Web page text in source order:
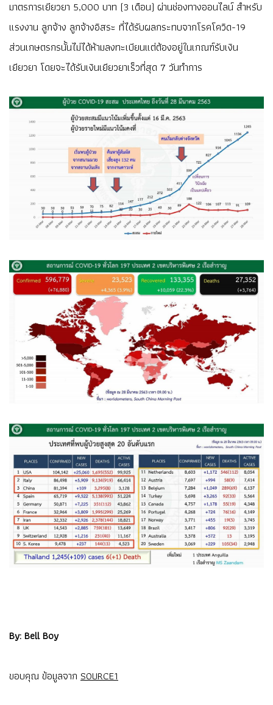
มาตรการเยียวยา 5,000 บาท (3 เดือน) ผ่านช่องทางออนไลน์ สำหรับ
แรงงาน ลูกจ้าง ลูกจ้างอิสระ ที่ได้รับผลกระทบจากโรคโควิด-19
ส่วนเกษตรกรนั้นไม่ได้ห้ามลงทะเบียนแต่ต้องอยู่ในเกณฑ์รับเงิน
เยียวยา โดยจะได้รับเงินเยียวยาเร็วที่สุด 7 วันทำการ
By: Bell Boy
ขอบคุณ ข้อมูลจาก SOURCE1